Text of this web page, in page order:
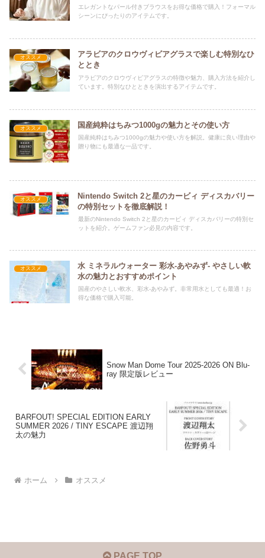
エレガントなパール付きブラウスをお得な価格で購入！フォーマル
シーンにぴったりのアイテムです。
オススメ
アラビアのクロウヴィビアグラスで楽しむ特別なひ
ととき
アラビアのクロウヴィビアグラスの特徴や魅力、購入方法を紹介し
ています。特別なひとときを演出するアイテムです。
オススメ 国産純粋はちみつ1000gの魅力とその使い方
国産純粋はちみつ1000gの魅力や使い方を解説。健康に良い理由や
贈り物にも最適な一品です。
オススメ
Nintendo Switch 2と星のカービィ ディスカバリー
の特別セットを徹底解説！
最新のNintendo Switch 2と星のカービィ ディスカバリーの特別セ
ットを紹介。ゲームファン必見の内容です。
オススメ
水 ミネラルウォーター 彩水-あやみず- やさしい軟
水の魅力とおすすめポイント
国産のやさしい軟水、彩水-あやみず。非常用水としても最適！お
得な価格で購入可能。
Snow Man Dome Tour 2025-2026 ON Blu-
ray 限定版レビュー
BARFOUT! SPECIAL EDITION EARLY
SUMMER 2026 / TINY ESCAPE 渡辺翔
太の魅力
ホーム オススメ
PAGE TOP